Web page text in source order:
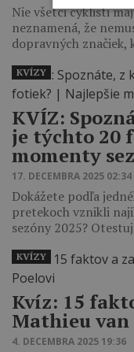
Nie všetci cyklisti
neznamená, že
dopravných
KVÍZ:
je týchto 20
momenty
17. DECEMBRA 2025 02:34
Dokážete podľa
pretekoch vznikli
sezóny 2025?
KVÍZY
Kvíz: 15
Mathieu van
4. DECEMBRA 2025 19:36
KVÍZY